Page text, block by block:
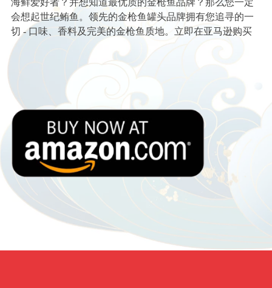
海鲜爱好者？并想知道最优质的金枪鱼品牌？那么您一定
会想起世纪鲔鱼。领先的金枪鱼罐头品牌拥有您追寻的一
切 - 口味、香料及完美的金枪鱼质地。立即在亚马逊购买